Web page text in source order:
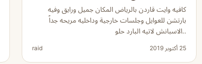
كافيه وايت قاردن بالرياض المكان جميل ورايق وفيه
بارتشن للعوايل وجلسات خارجية وداخليه مريحه جداً
..الاسبانش لاتيه البارد حلو
25 أكتوبر 2019 raid